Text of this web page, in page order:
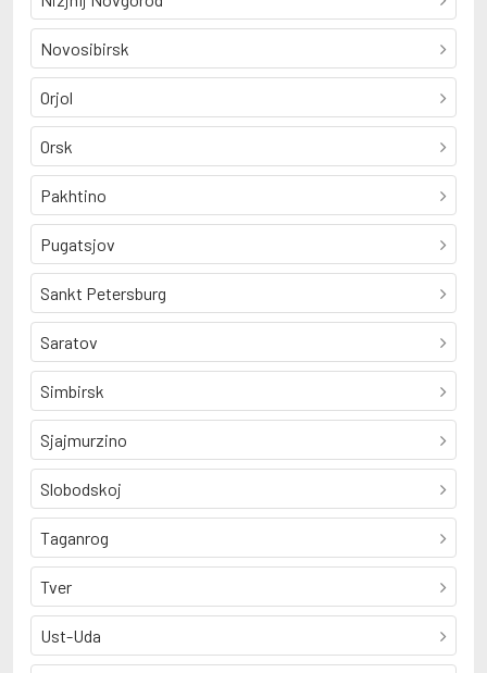
Novosibirsk
Orjol
Orsk
Pakhtino
Pugatsjov
Sankt Petersburg
Saratov
Simbirsk
Sjajmurzino
Slobodskoj
Taganrog
Tver
Ust-Uda